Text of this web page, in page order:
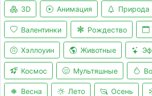
3D Анимация Природа
Валентинки Рождество
Хэллоуин Животные
Космос Мультяшные
Весна Лето Осень